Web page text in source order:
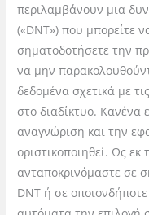
περιλαμβάνουν μια
(«DNT») που μπορείτε
σηματοδοτήσετε την
να μην
δεδομένα σχετικά με
στο διαδίκτυο. Κανένα
αναγνώριση και την
οριστικοποιηθεί. Ως
ανταποκρινόμαστε σε
DNT ή σε